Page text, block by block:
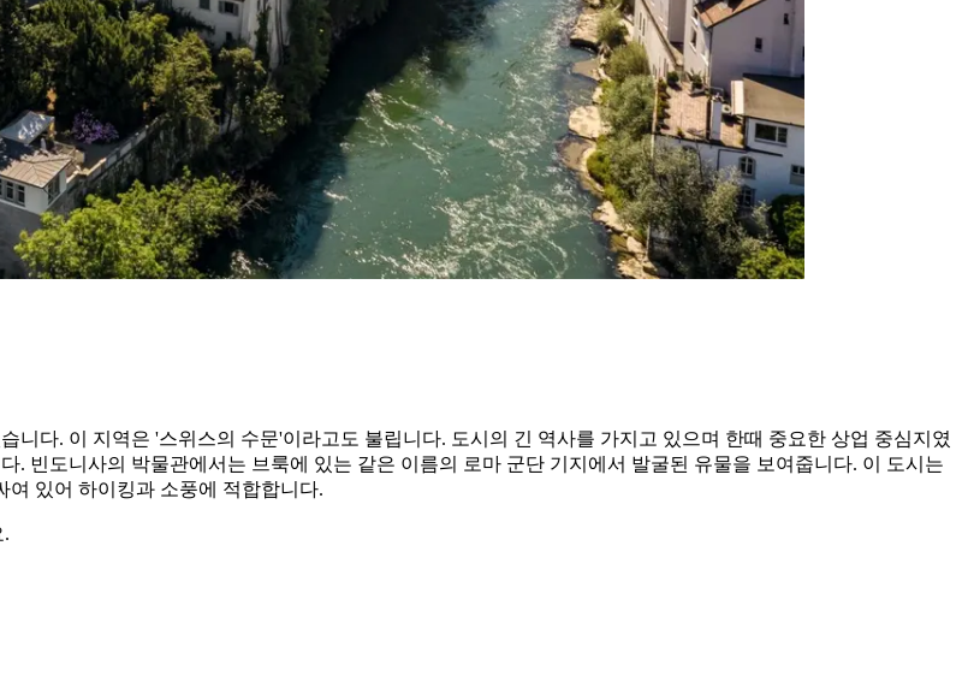
니다. 이 지역은 '스위스의 수문'이라고도 불립니다. 도시의 긴 역사를 가지고 있으며 한때 중요한 상업 중심지였
. 빈도니사의 박물관에서는 브룩에 있는 같은 이름의 로마 군단 기지에서 발굴된 유물을 보여줍니다. 이 도시는
있어 하이킹과 소풍에 적합합니다.
.